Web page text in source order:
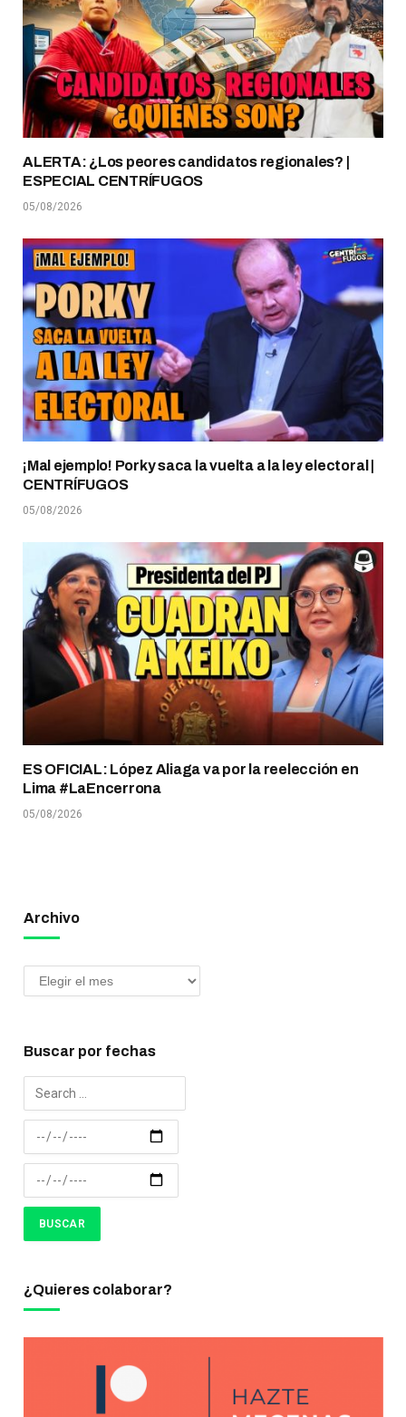
ALERTA: ¿Los peores candidatos regionales? |
ESPECIAL CENTRÍFUGOS
05/08/2026
¡Mal ejemplo! Porky saca la vuelta a la ley electoral |
CENTRÍFUGOS
05/08/2026
ES OFICIAL: López Aliaga va por la reelección en
Lima #LaEncerrona
05/08/2026
Archivo
Buscar por fechas
¿Quieres colaborar?